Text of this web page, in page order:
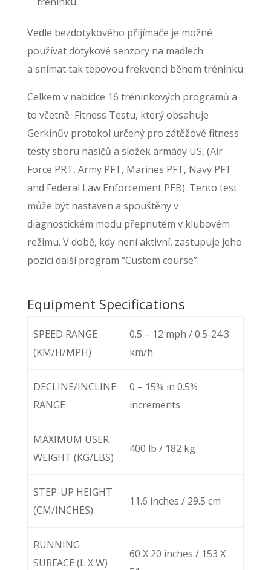
Vedle bezdotykového přijímače je možné
používat dotykové senzory na madlech
a snímat tak tepovou frekvenci během tréninku
Celkem v nabídce 16 tréninkových programů a
to včetně Fitness Testu, který obsahuje
Gerkinův protokol určený pro zátěžové fitness
testy sboru hasičů a složek armády US, (Air
Force PRT, Army PFT, Marines PFT, Navy PFT
and Federal Law Enforcement PEB). Tento test
může být nastaven a spouštěny v
diagnostickém modu přepnutém v klubovém
režimu. V době, kdy není aktivní, zastupuje jeho
pozici další program “Custom course”.
Equipment Specifications
SPEED RANGE
(KM/H/MPH)
0.5 – 12 mph / 0.5-24.3
km/h
DECLINE/INCLINE
RANGE
0 – 15% in 0.5%
increments
MAXIMUM USER
WEIGHT (KG/LBS)
400 lb / 182 kg
STEP-UP HEIGHT
(CM/INCHES)
11.6 inches / 29.5 cm
RUNNING
SURFACE (L X W)
60 X 20 inches / 153 X